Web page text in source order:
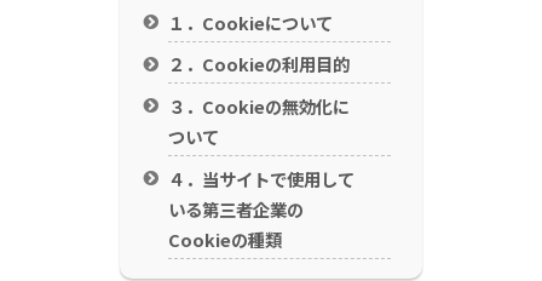
１．Cookieについて
２．Cookieの利用目的
３．Cookieの無効化に
ついて
４．当サイトで使用して
いる第三者企業の
Cookieの種類